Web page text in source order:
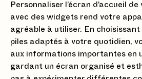
Personnaliser l’écran d’accueil
avec des widgets rend votre
agréable à utiliser. En
piles adaptés à votre quotidien,
aux informations importantes en
gardant un écran organisé et